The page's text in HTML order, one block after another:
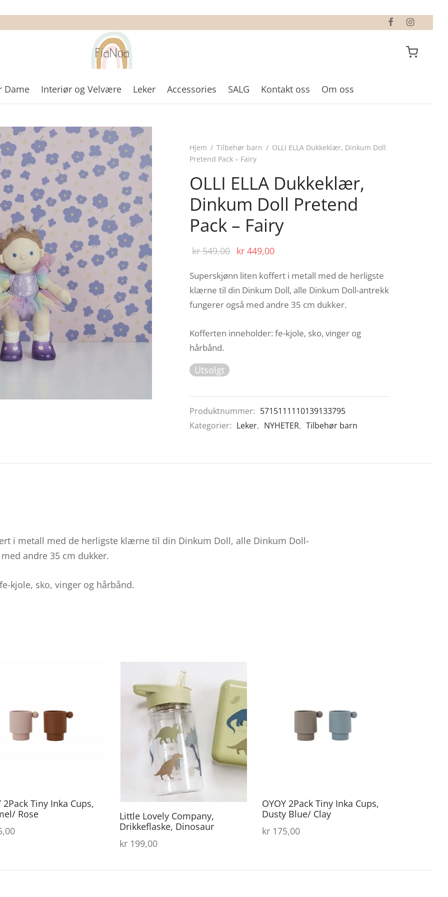
Dame Interiør og Velvære Leker Accessories SALG Kontakt oss Om oss
Hjem / Tilbehør barn / OLLI ELLA Dukkeklær, Dinkum Doll
Pretend Pack – Fairy
OLLI ELLA Dukkeklær,
Dinkum Doll Pretend
Pack – Fairy
kr549,00 Opprinnelig
kr 549,00.
kr 449,00
kr 449,00.
Superskjønn liten koffert i metall med de herligste
klærne til din Dinkum Doll, alle Dinkum Doll-antrekk
fungerer også med andre 35 cm dukker.
Kofferten inneholder: fe-kjole, sko, vinger og
hårbånd.
Utsolgt
Produktnummer: 5715111110139133795
Kategorier: Leker, NYHETER, Tilbehør barn
i metall med de herligste klærne til din Dinkum Doll, alle Dinkum Doll-
andre 35 cm dukker.
fe-kjole, sko, vinger og hårbånd.
2Pack Tiny Inka Cups,
Rose
Little Lovely Company,
Drikkeflaske, Dinosaur
kr 199,00
OYOY 2Pack Tiny Inka Cups,
Dusty Blue/ Clay
kr 175,00